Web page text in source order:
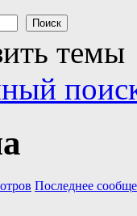
темы
Последнее